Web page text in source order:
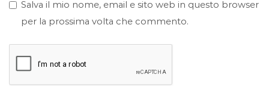
Salva il mio nome, email e sito web in questo browser
per la prossima volta che commento.